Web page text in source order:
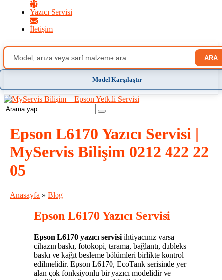
Yazıcı Servisi
İletişim
ARA
Model Karşılaştır
Epson L6170 Yazıcı Servisi |
MyServis Bilişim 0212 422 22
05
Anasayfa » Blog
Epson L6170 Yazıcı Servisi
Epson L6170 yazıcı servisi ihtiyacınız varsa
cihazın baskı, fotokopi, tarama, bağlantı, dubleks
baskı ve kağıt besleme bölümleri birlikte kontrol
edilmelidir. Epson L6170, EcoTank serisinde yer
alan çok fonksiyonlu bir yazıcı modelidir ve